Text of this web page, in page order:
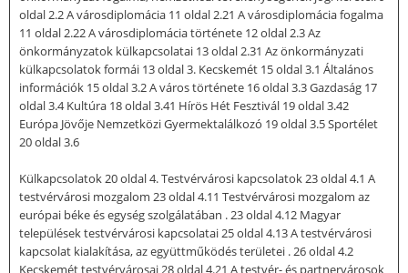
oldal 2.2 A városdiplomácia 11 oldal 2.21 A városdiplomácia fogalma
11 oldal 2.22 A városdiplomácia története 12 oldal 2.3 Az
önkormányzatok külkapcsolatai 13 oldal 2.31 Az önkormányzati
külkapcsolatok formái 13 oldal 3. Kecskemét 15 oldal 3.1 Általános
információk 15 oldal 3.2 A város története 16 oldal 3.3 Gazdaság 17
oldal 3.4 Kultúra 18 oldal 3.41 Hírös Hét Fesztivál 19 oldal 3.42
Európa Jövője Nemzetközi Gyermektalálkozó 19 oldal 3.5 Sportélet
20 oldal 3.6
Külkapcsolatok 20 oldal 4. Testvérvárosi kapcsolatok 23 oldal 4.1 A
testvérvárosi mozgalom 23 oldal 4.11 Testvérvárosi mozgalom az
európai béke és egység szolgálatában . 23 oldal 4.12 Magyar
települések testvérvárosi kapcsolatai 25 oldal 4.13 A testvérvárosi
kapcsolat kialakítása, az együttműködés területei . 26 oldal 4.2
Kecskemét testvérvárosai 28 oldal 4.21 A testvér- és partnervárosok